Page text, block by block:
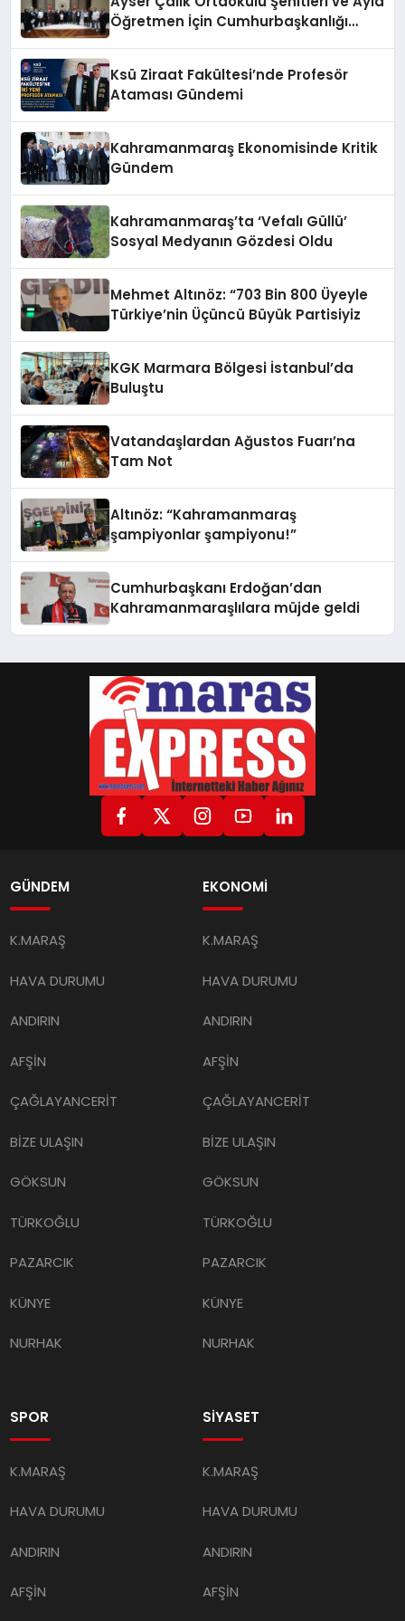
Öğretmen İçin Cumhurbaşkanlığı
Ksü Ziraat Fakültesi’nde Profesör
Ataması Gündemi
Kahramanmaraş Ekonomisinde Kritik
Gündem
Kahramanmaraş’ta ‘Vefalı Güllü’
Sosyal Medyanın Gözdesi Oldu
Mehmet Altınöz: “703 Bin 800 Üyeyle
Türkiye’nin Üçüncü Büyük Partisiyiz
KGK Marmara Bölgesi İstanbul’da
Buluştu
Vatandaşlardan Ağustos Fuarı’na
Tam Not
Altınöz: “Kahramanmaraş
şampiyonlar şampiyonu!”
Cumhurbaşkanı Erdoğan’dan
Kahramanmaraşlılara müjde geldi
GÜNDEM
K.MARAŞ
HAVA DURUMU
ANDIRIN
AFŞİN
ÇAĞLAYANCERİT
BİZE ULAŞIN
GÖKSUN
TÜRKOĞLU
PAZARCIK
KÜNYE
NURHAK
EKONOMİ
K.MARAŞ
HAVA DURUMU
ANDIRIN
AFŞİN
ÇAĞLAYANCERİT
BİZE ULAŞIN
GÖKSUN
TÜRKOĞLU
PAZARCIK
KÜNYE
NURHAK
SPOR
K.MARAŞ
HAVA DURUMU
ANDIRIN
AFŞİN
SİYASET
K.MARAŞ
HAVA DURUMU
ANDIRIN
AFŞİN